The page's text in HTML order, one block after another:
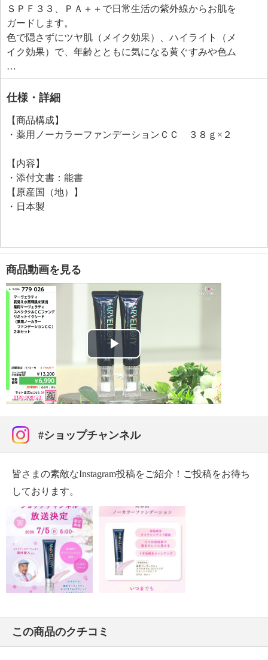
ＳＰＦ３３、ＰＡ＋＋で日常生活の紫外線からお肌を
ガードします。
色で隠さずにツヤ肌（メイク効果）、ハイライト（メ
イク効果）で、年齢とともに気になる黄ぐすみや色ム
ラ、毛穴をカバーし、透明感のある若見え水蒸輝肌が
目指せます。
お肌にハリ、潤いを与え、キメを整える、保護する、
仕様・詳細
【商品構成】
・薬用ノーカラーファンデーションＣＣ ３８ｇ×２
【内容】
・添付文書：能書
【原産国（地）】
・日本製
商品動画を見る
Play
Video
#ショップチャンネル
皆さまの素敵なInstagram投稿をご紹介！ご投稿をお待ち
しております。
この商品のクチコミ